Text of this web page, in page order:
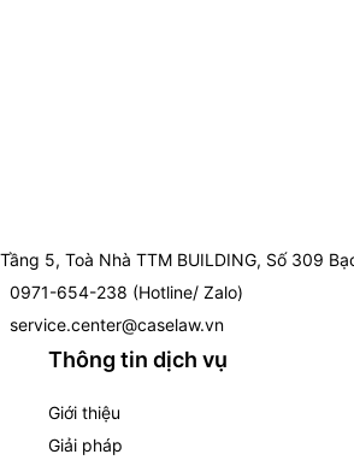
Tầng 5, Toà Nhà TTM BUILDING, Số 309
0971-654-238 (Hotline/ Zalo)
service.center@caselaw.vn
Thông tin dịch vụ
Giới thiệu
Giải pháp